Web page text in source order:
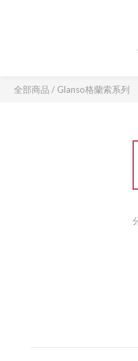
全部商品 / Glanso格蘭索系列